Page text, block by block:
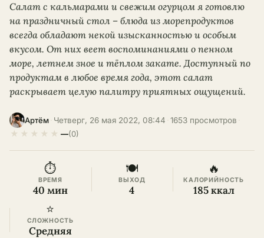
Салат с кальмарами и свежим огурцом я готовлю
на праздничный стол – блюда из морепродуктов
всегда обладают некой изысканностью и особым
вкусом. От них веет воспоминаниями о пенном
море, летнем зное и тёплом закате. Доступный по
продуктам в любое время года, этот салат
раскрывает целую палитру приятных ощущений.
Артём Четверг, 26 мая 2022, 08:44 1653 просмотров
★ ★ ★ ★ ★ —(0)
⏱
ВРЕМЯ
40 мин
🍽
ВЫХОД
4
🔥
КАЛОРИЙНОСТЬ
185 ккал
⭐
СЛОЖНОСТЬ
Средняя